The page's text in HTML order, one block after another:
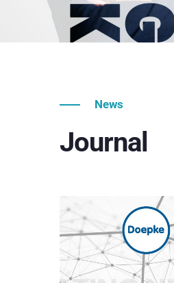
News
Journal